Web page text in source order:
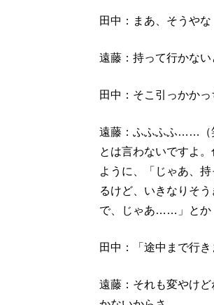
田中：まあ、そうやな
遠藤：持って行かな
田中：そこ引っかか
遠藤：ふふふふ……（
とは言わないですよ
ように、「じゃあ、
るけど、いきなりそ
で、じゃあ……」とか
田中：「途中まで行
遠藤：それも変やけ